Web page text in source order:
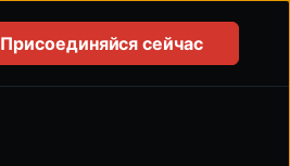
Присоединяйся сейчас